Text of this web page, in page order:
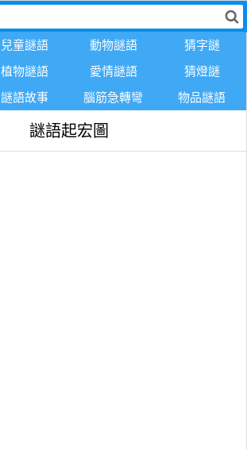
兒童謎語 動物謎語
猜字謎
植物謎語 愛情謎語
猜燈謎
謎語故事 腦筋急轉彎 物品謎語
謎語起宏圖